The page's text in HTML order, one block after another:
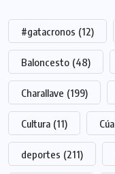
#gatacronos (12)
Baloncesto (48)
Charallave (199)
Cultura (11) Cúa
deportes (211)